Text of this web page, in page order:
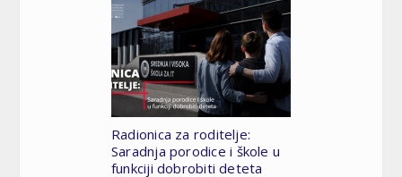
Radionica za roditelje:
Saradnja porodice i škole u
funkciji dobrobiti deteta